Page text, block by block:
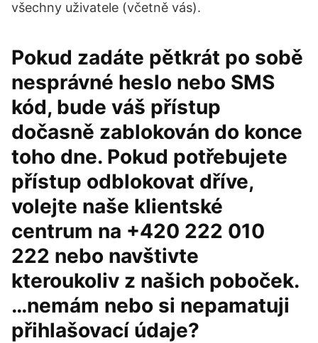
všechny uživatele (včetně vás).
Pokud zadáte pětkrát po sobě
nesprávné heslo nebo SMS
kód, bude váš přístup
dočasně zablokován do konce
toho dne. Pokud potřebujete
přístup odblokovat dříve,
volejte naše klientské
centrum na +420 222 010
222 nebo navštivte
kteroukoliv z našich poboček.
…nemám nebo si nepamatuji
přihlašovací údaje?